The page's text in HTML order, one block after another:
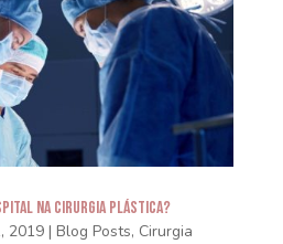
na Cirurgia Plástica?
2019| Blog Posts, Cirurgia